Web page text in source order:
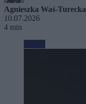
Agnieszka Waś-Turecka
10.07.2026
4 min
Biznes